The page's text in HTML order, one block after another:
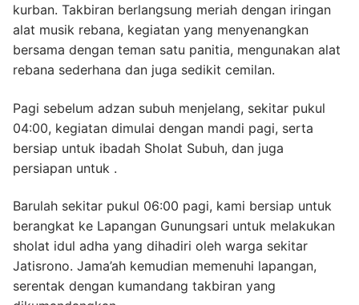
kurban. Takbiran berlangsung meriah dengan iringan
alat musik rebana, kegiatan yang menyenangkan
bersama dengan teman satu panitia, mengunakan alat
rebana sederhana dan juga sedikit cemilan.
Pagi sebelum adzan subuh menjelang, sekitar pukul
04:00, kegiatan dimulai dengan mandi pagi, serta
bersiap untuk ibadah Sholat Subuh, dan juga
persiapan untuk .
Barulah sekitar pukul 06:00 pagi, kami bersiap untuk
berangkat ke Lapangan Gunungsari untuk melakukan
sholat idul adha yang dihadiri oleh warga sekitar
Jatisrono. Jama’ah kemudian memenuhi lapangan,
serentak dengan kumandang takbiran yang